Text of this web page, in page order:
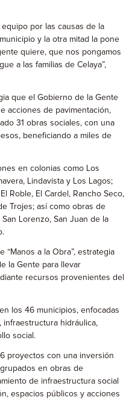
por las causas de la
y la otra mitad la pone
quiere, que nos pongamos
a las familias de Celaya”,
que el Gobierno de la Gente
acciones de pavimentación,
31 obras sociales, con una
beneficiando a miles de
en colonias como Los
Lindavista y Los Lagos;
Roble, El Cardel, Rancho Seco,
Trojes; así como obras de
Lorenzo, San Juan de la
“Manos a la Obra”, estrategia
la Gente para llevar
recursos provenientes del
los 46 municipios, enfocadas
infraestructura hidráulica,
social.
proyectos con una inversión
en obras de
de infraestructura social
espacios públicos y acciones